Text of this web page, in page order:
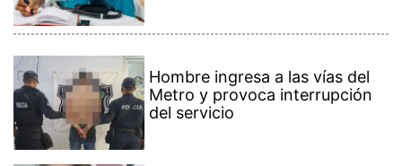
Hombre ingresa a las vías del
Metro y provoca interrupción
del servicio